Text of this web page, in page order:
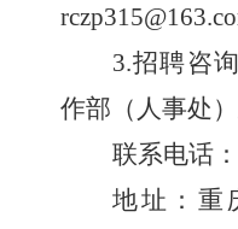
3.招聘咨
作部（人事处
联系电话：
地址：重